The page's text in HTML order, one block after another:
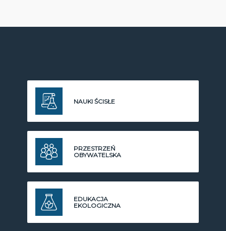
NAUKI ŚCISŁE
PRZESTRZEŃ
OBYWATELSKA
EDUKACJA
EKOLOGICZNA